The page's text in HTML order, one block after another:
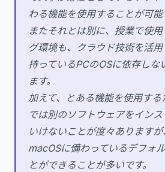
わる機能を使用することが可能
またそれとは別に、授業で使
グ環境も、クラウド技術を活
持っているPCのOSに依存しな
ます。
加えて、とある機能を使用す
では別のソフトウェアをイン
いけないことが度々あります
macOSに備わっているデフォ
とができることが多いです。